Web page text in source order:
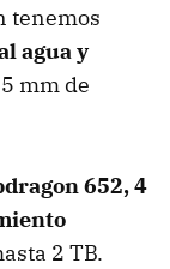
tenemos
agua y
mm de
652, 4
2 TB.